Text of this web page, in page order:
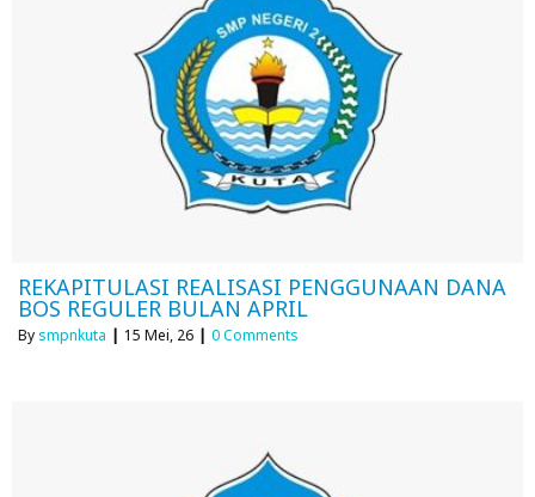
REKAPITULASI REALISASI PENGGUNAAN DANA
BOS REGULER BULAN APRIL
By smpnkuta | 15 Mei, 26 | 0 Comments